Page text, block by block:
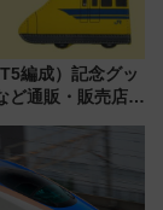
編成）記念グッ
ど通販・販売店舗